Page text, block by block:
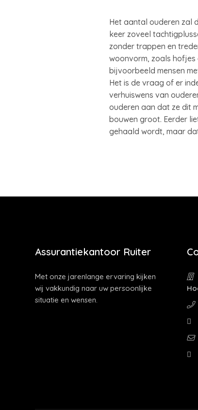
Het aantal ouderen zal
keer zoveel
zonder trappen en
woonvorm, zoals
bijvoorbeeld mensen
Het is de vraag of er
verhuiswens van
ouderen aan dat ze dit
bouwen groot. Eerder
gehaald wordt, maar
Assurantiekantoor Ruiter
Met onze jarenlange ervaring kijken
wij vakkundig naar uw persoonlijke
situatie en wensen.